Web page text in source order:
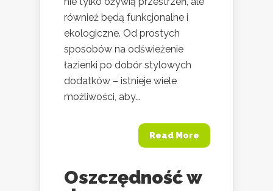
również będą funkcjonalne i
ekologiczne. Od prostych
sposobów na odświeżenie
łazienki po dobór stylowych
dodatków – istnieje wiele
możliwości, aby...
Read More
Oszczędność w